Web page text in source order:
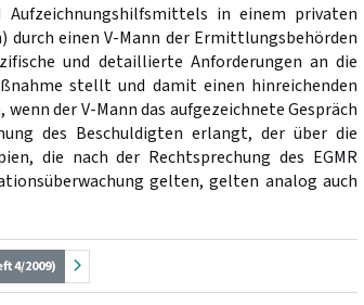
in einem privaten
durch einen V-Mann der Ermittlungsbehörden
und detaillierte Anforderungen an die
stellt und damit einen hinreichenden
der V-Mann das aufgezeichnete Gespräch
des Beschuldigten erlangt, der über die
die nach der Rechtsprechung des EGMR
gelten, gelten analog auch
4/2009)